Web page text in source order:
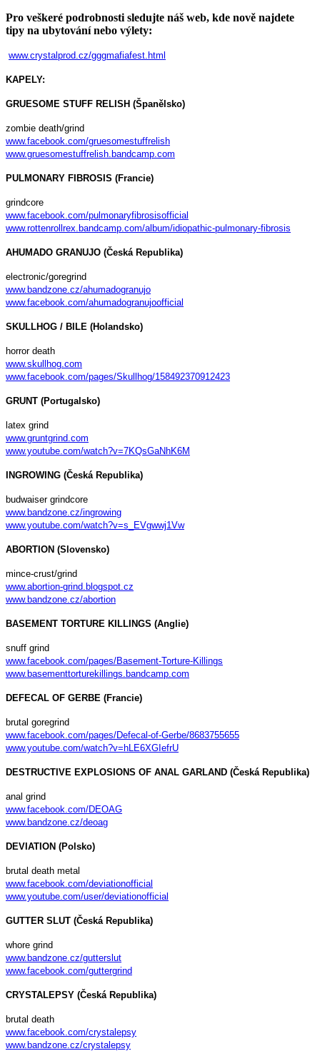
Pro veškeré podrobnosti sledujte náš web, kde nově najdete
tipy na ubytování nebo výlety:
www.crystalprod.cz/gggmafiafest.html
KAPELY:
GRUESOME STUFF RELISH (Španělsko)
zombie death/grind
www.facebook.com/gruesomestuffrelish
www.gruesomestuffrelish.bandcamp.com
PULMONARY FIBROSIS (Francie)
grindcore
www.facebook.com/pulmonaryfibrosisofficial
www.rottenrollrex.bandcamp.com/album/idiopathic-pulmonary-fibrosis
AHUMADO GRANUJO (Česká Republika)
electronic/goregrind
www.bandzone.cz/ahumadogranujo
www.facebook.com/ahumadogranujoofficial
SKULLHOG / BILE (Holandsko)
horror death
www.skullhog.com
www.facebook.com/pages/Skullhog/158492370912423
GRUNT (Portugalsko)
latex grind
www.gruntgrind.com
www.youtube.com/watch?v=7KQsGaNhK6M
INGROWING (Česká Republika)
budwaiser grindcore
www.bandzone.cz/ingrowing
www.youtube.com/watch?v=s_EVgwwj1Vw
ABORTION (Slovensko)
mince-crust/grind
www.abortion-grind.blogspot.cz
www.bandzone.cz/abortion
BASEMENT TORTURE KILLINGS (Anglie)
snuff grind
www.facebook.com/pages/Basement-Torture-Killings
www.basementtorturekillings.bandcamp.com
DEFECAL OF GERBE (Francie)
brutal goregrind
www.facebook.com/pages/Defecal-of-Gerbe/8683755655
www.youtube.com/watch?v=hLE6XGIefrU
DESTRUCTIVE EXPLOSIONS OF ANAL GARLAND (Česká Republika)
anal grind
www.facebook.com/DEOAG
www.bandzone.cz/deoag
DEVIATION (Polsko)
brutal death metal
www.facebook.com/deviationofficial
www.youtube.com/user/deviationofficial
GUTTER SLUT (Česká Republika)
whore grind
www.bandzone.cz/gutterslut
www.facebook.com/guttergrind
CRYSTALEPSY (Česká Republika)
brutal death
www.facebook.com/crystalepsy
www.bandzone.cz/crystalepsy